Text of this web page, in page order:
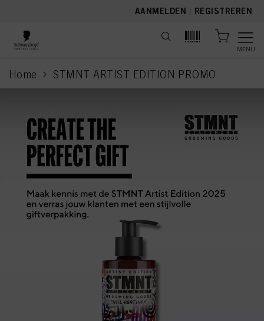
AANMELDEN | REGISTREREN
MENU
Home STMNT ARTIST EDITION PROMO
current page